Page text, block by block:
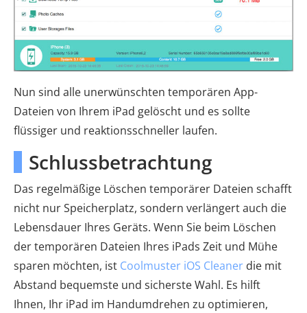
Nun sind alle unerwünschten temporären App-
Dateien von Ihrem iPad gelöscht und es sollte
flüssiger und reaktionsschneller laufen.
Schlussbetrachtung
Das regelmäßige Löschen temporärer Dateien schafft
nicht nur Speicherplatz, sondern verlängert auch die
Lebensdauer Ihres Geräts. Wenn Sie beim Löschen
der temporären Dateien Ihres iPads Zeit und Mühe
sparen möchten, ist Coolmuster iOS Cleaner die mit
Abstand bequemste und sicherste Wahl. Es hilft
Ihnen, Ihr iPad im Handumdrehen zu optimieren,